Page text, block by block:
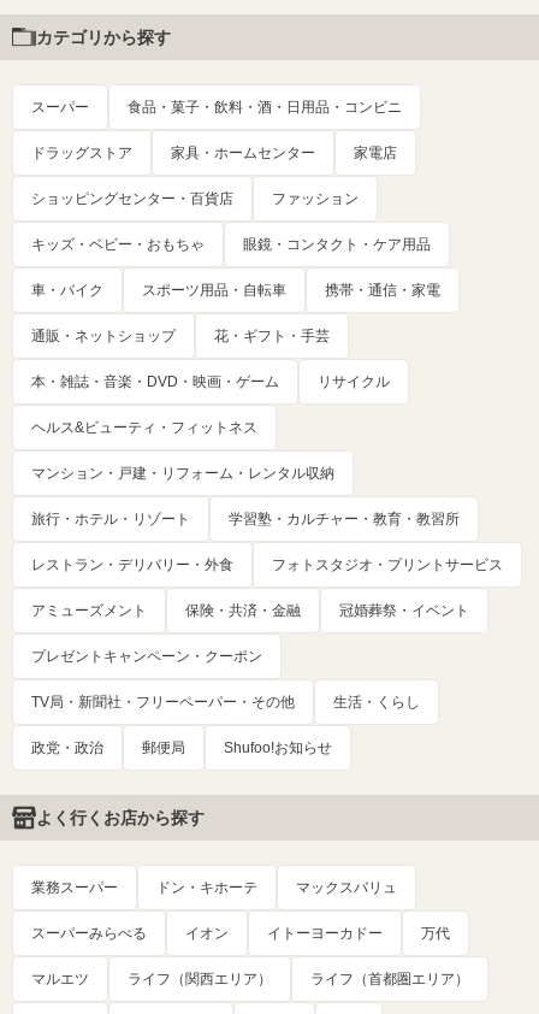
カテゴリから探す
スーパー 食品・菓子・飲料・酒・日用品・コンビニ
ドラッグストア 家具・ホームセンター 家電店
ショッピングセンター・百貨店 ファッション
キッズ・ベビー・おもちゃ 眼鏡・コンタクト・ケア用品
車・バイク スポーツ用品・自転車 携帯・通信・家電
通販・ネットショップ 花・ギフト・手芸
本・雑誌・音楽・DVD・映画・ゲーム リサイクル
ヘルス&ビューティ・フィットネス
マンション・戸建・リフォーム・レンタル収納
旅行・ホテル・リゾート 学習塾・カルチャー・教育・教習所
レストラン・デリバリー・外食 フォトスタジオ・プリントサービス
アミューズメント 保険・共済・金融 冠婚葬祭・イベント
プレゼントキャンペーン・クーポン
TV局・新聞社・フリーペーパー・その他 生活・くらし
政党・政治 郵便局 Shufoo!お知らせ
よく行くお店から探す
業務スーパー ドン・キホーテ マックスバリュ
スーパーみらべる イオン イトーヨーカドー 万代
マルエツ ライフ（関西エリア） ライフ（首都圏エリア）